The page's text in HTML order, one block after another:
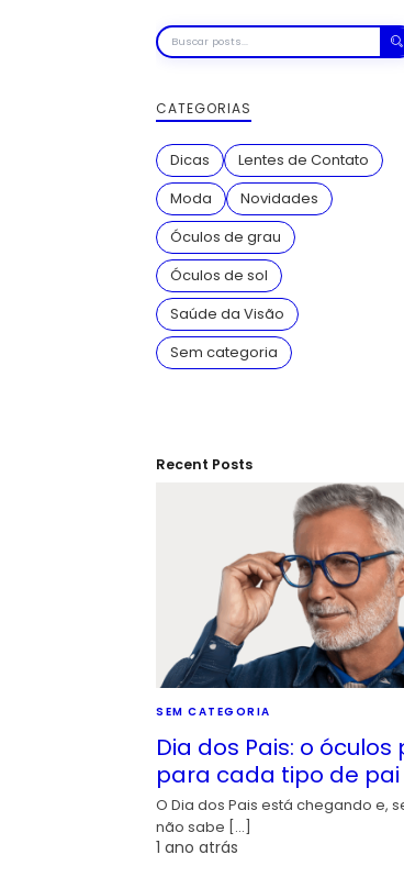
Buscar
posts
CATEGORIAS
Dicas
Lentes de Contato
Moda
Novidades
Óculos de grau
Óculos de sol
Saúde da Visão
Sem categoria
Recent Posts
SEM CATEGORIA
Dia dos Pais: o
para cada tipo de pai
O Dia dos Pais está chegando e,
não sabe […]
1 ano atrás